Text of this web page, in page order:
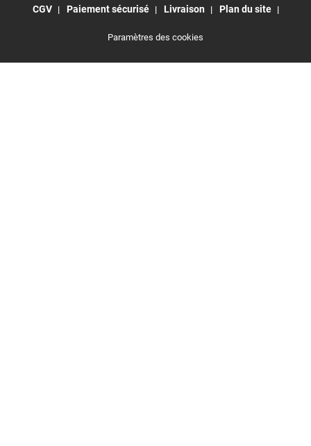
CGV Paiement sécurisé Livraison Plan du site
Paramètres des cookies